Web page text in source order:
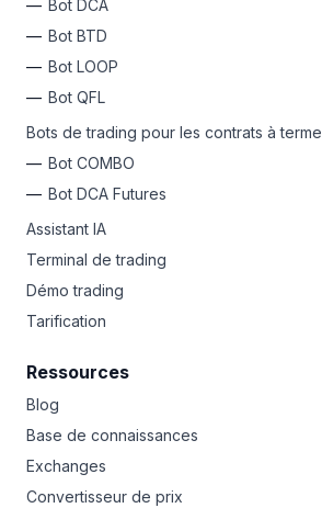
Bot DCA
Bot BTD
Bot LOOP
Bot QFL
Bots de trading pour les contrats à terme
Bot COMBO
Bot DCA Futures
Assistant IA
Terminal de trading
Démo trading
Tarification
Ressources
Blog
Base de connaissances
Exchanges
Convertisseur de prix